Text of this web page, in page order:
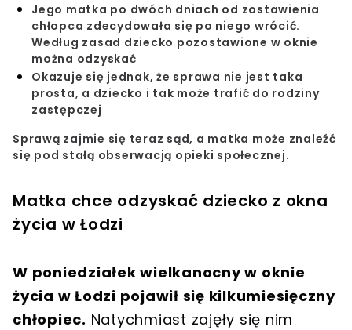
Jego matka po dwóch dniach od zostawienia
chłopca zdecydowała się po niego wrócić.
Według zasad dziecko pozostawione w oknie
można odzyskać
Okazuje się jednak, że sprawa nie jest taka
prosta, a dziecko i tak może trafić do rodziny
zastępczej
Sprawą zajmie się teraz sąd, a matka może znaleźć
się pod stałą obserwacją opieki społecznej.
Matka chce odzyskać dziecko z okna
życia w Łodzi
W poniedziałek wielkanocny w oknie
życia w Łodzi pojawił się kilkumiesięczny
chłopiec. Natychmiast zajęły się nim